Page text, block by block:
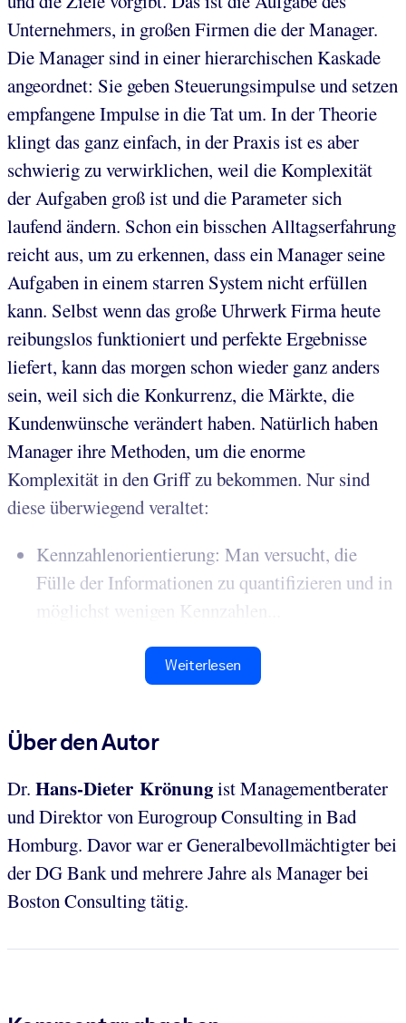
Unternehmers, in großen Firmen die der Manager.
Die Manager sind in einer hierarchischen Kaskade
angeordnet: Sie geben Steuerungsimpulse und setzen
empfangene Impulse in die Tat um. In der Theorie
klingt das ganz einfach, in der Praxis ist es aber
schwierig zu verwirklichen, weil die Komplexität
der Aufgaben groß ist und die Parameter sich
laufend ändern. Schon ein bisschen Alltagserfahrung
reicht aus, um zu erkennen, dass ein Manager seine
Aufgaben in einem starren System nicht erfüllen
kann. Selbst wenn das große Uhrwerk Firma heute
reibungslos funktioniert und perfekte Ergebnisse
liefert, kann das morgen schon wieder ganz anders
sein, weil sich die Konkurrenz, die Märkte, die
Kundenwünsche verändert haben. Natürlich haben
Manager ihre Methoden, um die enorme
Komplexität in den Griff zu bekommen. Nur sind
diese überwiegend veraltet:
Kennzahlenorientierung: Man versucht, die
Fülle der Informationen zu quantifizieren und in
möglichst wenigen Kennzahlen...
Weiterlesen
Über den Autor
Dr. Hans-Dieter Krönungist Managementberater
und Direktor von Eurogroup Consulting in Bad
Homburg. Davor war er Generalbevollmächtigter bei
der DG Bank und mehrere Jahre als Manager bei
Boston Consulting tätig.